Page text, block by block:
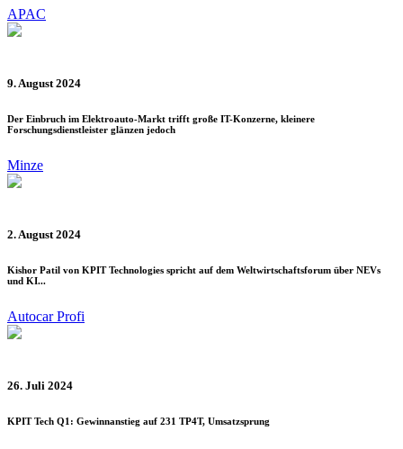
APAC
9. August 2024
Der Einbruch im Elektroauto-Markt trifft große IT-Konzerne, kleinere
Forschungsdienstleister glänzen jedoch
Minze
2. August 2024
Kishor Patil von KPIT Technologies spricht auf dem Weltwirtschaftsforum über NEVs
und KI...
Autocar Profi
26. Juli 2024
KPIT Tech Q1: Gewinnanstieg auf 231 TP4T, Umsatzsprung